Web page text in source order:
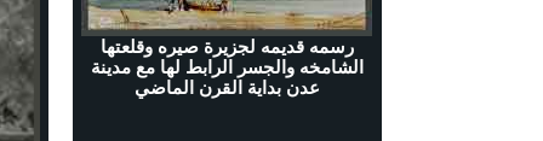
رسمه قديمه لجزيرة صيره وقلعتها
الشامخه والجسر الرابط لها مع مدينة
عدن بداية القرن الماضي